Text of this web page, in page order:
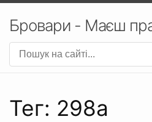
Бровари - Маєш
Тег: 298а